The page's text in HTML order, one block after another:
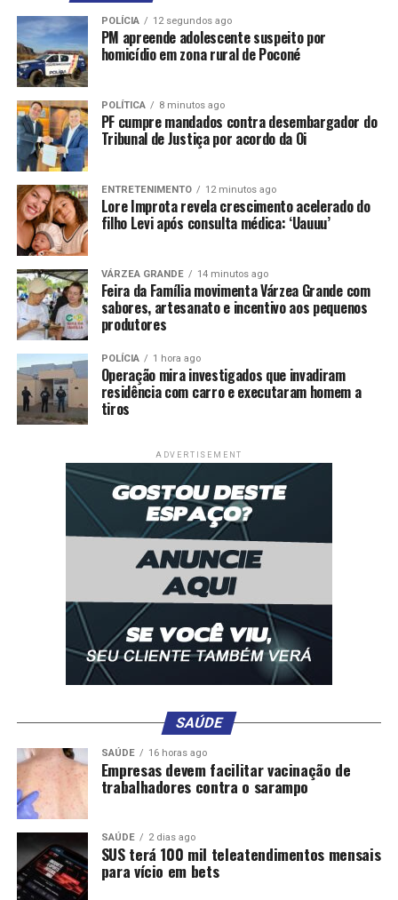
informações sobre a localização do suspeito. Em rondas
pela região, as equipes identificaram e abordaram o
denunciado.
Questionado sobre o crime, o indivíduo relatou que na
manhã deste domingo (27), havia sido ameaçado de
morte por Rozindo, que estava armado com uma
espingarda. Já no período da tarde, ambos se
encontraram em um pesqueiro e foi novamente
ameaçado pelo caseiro, que desta vez, estava armado
com uma faca.
Diante das desavenças, e sem revelar o motivo, o
suspeito foi até a casa da vítima e o executou com uma
espingarda. O homem foi detido e encaminhado à
delegacia para registro do boletim de ocorrência e
demais providências cabíveis.
Comentários
RELATED TOPICS: ARMA CASEIRO DESTAQUE
FLAGRANTE
FOGO PELA POLICIA PRESO SUSPEITO
Bope resgata mãe e filha de 1 ano e prende homem por
cárcere privado e lesão corporal em Cuiabá
Ladrão de fios de energia morre em confronto com a PM
e comparsa é preso
POLÍCIA 12 segundos ago
PM apreende adolescente suspeito por
homicídio em zona rural de Poconé
POLÍTICA 8 minutos ago
PF cumpre mandados contra desembargador do
Tribunal de Justiça por acordo da Oi
ENTRETENIMENTO 12 minutos ago
Lore Improta revela crescimento acelerado do
filho Levi após consulta médica: ‘Uauuu’
VÁRZEA GRANDE 14 minutos ago
Feira da Família movimenta Várzea Grande com
sabores, artesanato e incentivo aos pequenos
produtores
POLÍCIA 1 hora ago
Operação mira investigados que invadiram
residência com carro e executaram homem a
tiros
ADVERTISEMENT
SAÚDE
SAÚDE 16 horas ago
Empresas devem facilitar vacinação de
trabalhadores contra o sarampo
SAÚDE 2 dias ago
SUS terá 100 mil teleatendimentos mensais
para vício em bets